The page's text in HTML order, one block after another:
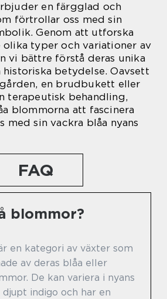
en färgglad och
förtrollar oss med sin
Genom att utforska
olika typer och variationer av
vi bättre förstå deras unika
historiska betydelse. Oavsett
en brudbukett eller
terapeutisk behandling,
blommorna att fascinera
med sin vackra blåa nyans
FAQ
blommor?
en kategori av växter som
av deras blåa eller
De kan variera i nyans
indigo och har en